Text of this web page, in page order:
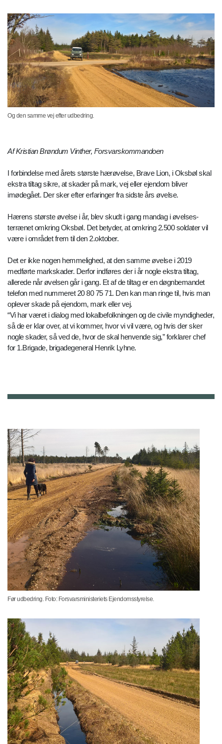
Og den samme vej efter udbedring.
Af Kristian Brøndum Vinther, Forsvarskommandoen
I forbindelse med årets største hærøvelse, Brave Lion, i Oksbøl skal
ekstra tiltag sikre, at skader på mark, vej eller ejendom bliver
imødegået. Der sker efter erfaringer fra sidste års øvelse.
Hærens største øvelse i år, blev skudt i gang mandag i øvelses-
terrænet omkring Oksbøl. Det betyder, at omkring 2.500 soldater vil
være i området frem til den 2.oktober.
Det er ikke nogen hemmelighed, at den samme øvelse i 2019
medførte markskader. Derfor indføres der i år nogle ekstra tiltag,
allerede når øvelsen går i gang. Et af de tiltag er en døgnbemandet
telefon med nummeret 20 80 75 71. Den kan man ringe til, hvis man
oplever skade på ejendom, mark eller vej.
“Vi har været i dialog med lokalbefolkningen og de civile myndigheder,
så de er klar over, at vi kommer, hvor vi vil være, og hvis der sker
nogle skader, så ved de, hvor de skal henvende sig,” forklarer chef
for 1.Brigade, brigadegeneral Henrik Lyhne.
Før udbedring. Foto: Forsvarsministeriets Ejendomsstyrelse.